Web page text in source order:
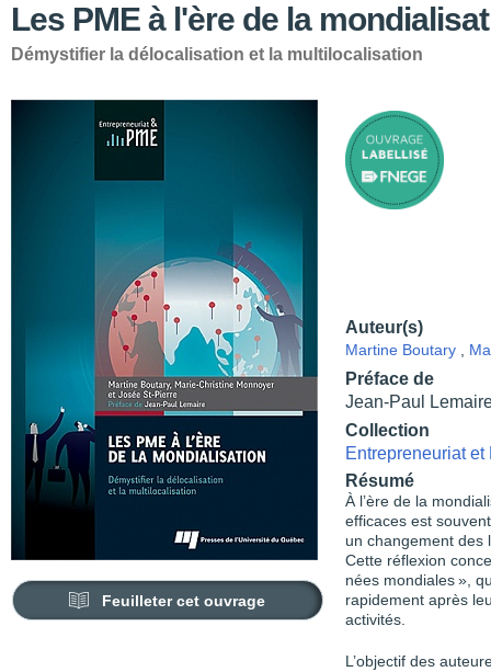
Les PME à l'ère de la
Démystifier la délocalisation et la multilocalisation
Feuilleter cet ouvrage
Auteur(s)
Martine Boutary
Préface de
Jean-Paul
Collection
Entrepreneuriat et
Résumé
À l’ère de la
efficaces est
un changement des
Cette réflexion
nées mondiales »,
rapidement après
activités.
L’objectif des